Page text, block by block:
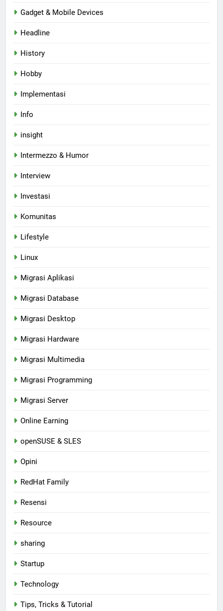
Gadget & Mobile Devices
Headline
History
Hobby
Implementasi
Info
insight
Intermezzo & Humor
Interview
Investasi
Komunitas
Lifestyle
Linux
Migrasi Aplikasi
Migrasi Database
Migrasi Desktop
Migrasi Hardware
Migrasi Multimedia
Migrasi Programming
Migrasi Server
Online Earning
openSUSE & SLES
Opini
RedHat Family
Resensi
Resource
sharing
Startup
Technology
Tips, Tricks & Tutorial